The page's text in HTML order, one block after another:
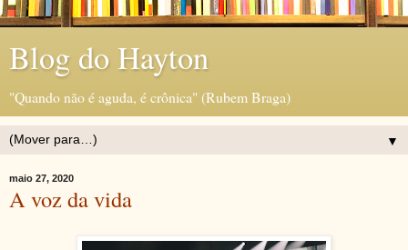
Blog do Hayton
"Quando não é aguda, é crônica" (Rubem Braga)
▼
maio 27, 2020
A voz da vida